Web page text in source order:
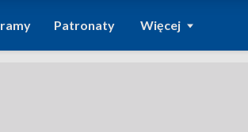
Patronaty Więcej